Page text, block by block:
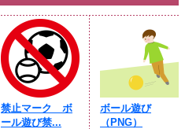
禁止マーク ボ
ール遊び禁...
ボール遊び
（PNG）